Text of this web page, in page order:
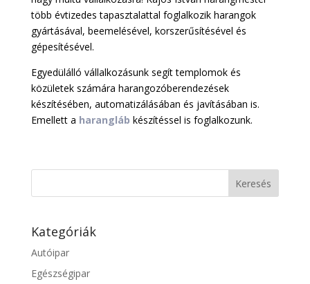
több évtizedes tapasztalattal foglalkozik harangok
gyártásával, beemelésével, korszerűsítésével és
gépesítésével.
Egyedülálló vállalkozásunk segít templomok és
közületek számára harangozóberendezések
készítésében, automatizálásában és javításában is.
Emellett a harangláb készítéssel is foglalkozunk.
Kategóriák
Autóipar
Egészségipar